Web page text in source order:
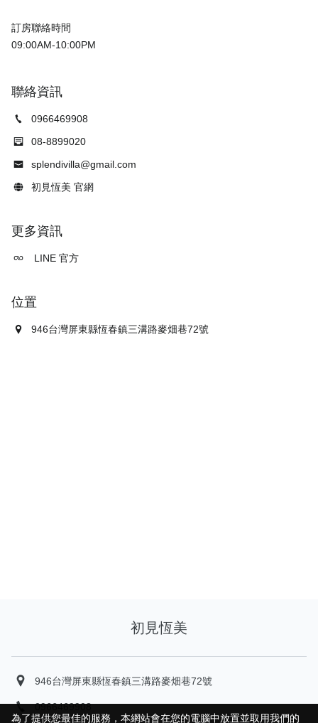
訂房聯絡時間
聯絡資訊
0966469908
08-8899020
splendivilla@gmail.com
初見恆美 官網
更多資訊
LINE 官方
位置
946台灣屏東縣恆春鎮三溝路麥畑巷72號
初見恆美
946台灣屏東縣恆春鎮三溝路麥畑巷72號
0966469908
為了提供您最佳的服務，本網站會在您的電腦中放置並取用我們的
為了提供您最佳的服務，本網站會在您的電腦中放置並取用我們的